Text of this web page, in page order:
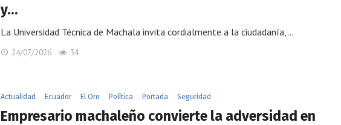
y…
La Universidad Técnica de Machala invita cordialmente a la ciudadanía,…
24/07/2026 34
Actualidad Ecuador El Oro Política Portada Seguridad
Empresario machaleño convierte la adversidad en